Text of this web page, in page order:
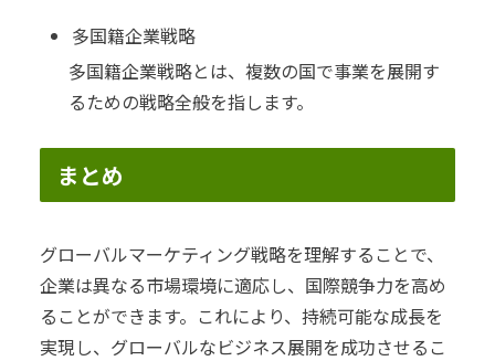
多国籍企業戦略
多国籍企業戦略とは、複数の国で事業を展開す
るための戦略全般を指します。
まとめ
グローバルマーケティング戦略を理解することで、
企業は異なる市場環境に適応し、国際競争力を高め
ることができます。これにより、持続可能な成長を
実現し、グローバルなビジネス展開を成功させるこ